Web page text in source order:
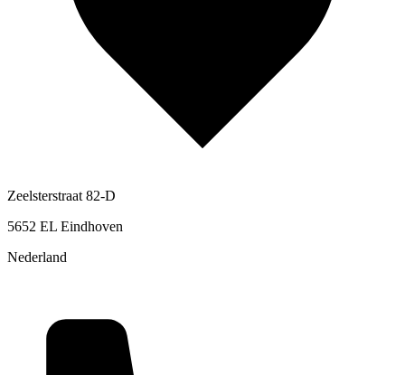
Zeelsterstraat 82-D
5652 EL Eindhoven
Nederland